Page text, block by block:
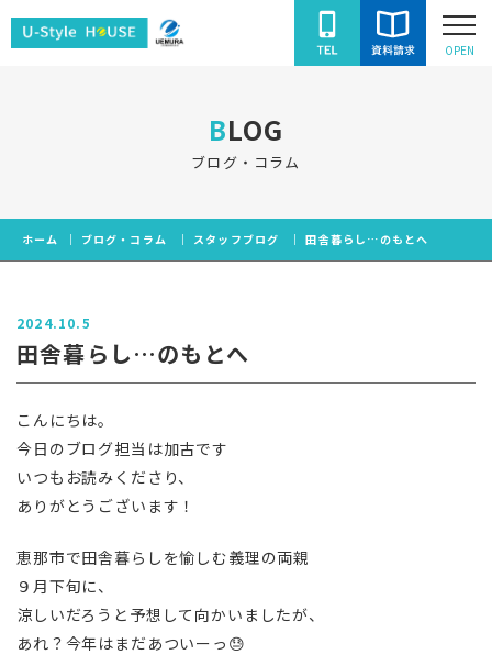
ユ
ハ
ウ
OPEN
BLOG
ブログ・コラム
ホーム ブログ・コラム スタッフブログ 田舎暮らし…のもとへ
2024.10.5
田舎暮らし…のもとへ
こんにちは。
今日のブログ担当は加古です
いつもお読みくださり、
ありがとうございます！
恵那市で田舎暮らしを愉しむ義理の両親
９月下旬に、
涼しいだろうと予想して向かいましたが、
あれ？今年はまだあついーっ😓